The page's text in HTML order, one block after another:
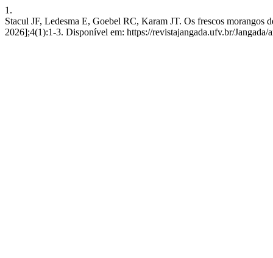
1.
Stacul JF, Ledesma E, Goebel RC, Karam JT. Os frescos morangos
2026];4(1):1-3. Disponível em: https://revistajangada.ufv.br/Jangada/